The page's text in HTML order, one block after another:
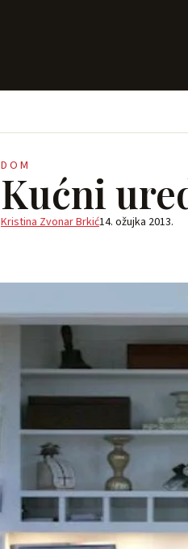
DOM
Kućni
Kristina Zvonar Brkić14. ožujka 2013.